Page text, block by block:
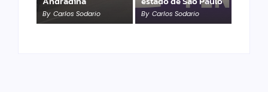
By Carlos Sodario By Carlos Sodario